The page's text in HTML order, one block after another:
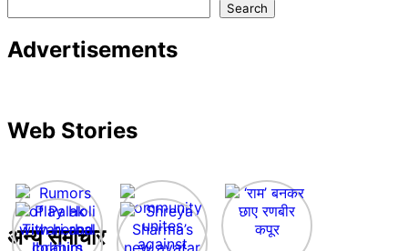
Search
Advertisements
Web Stories
अन्य समाचार